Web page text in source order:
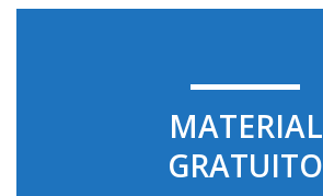
MATERIAL
GRATUITO